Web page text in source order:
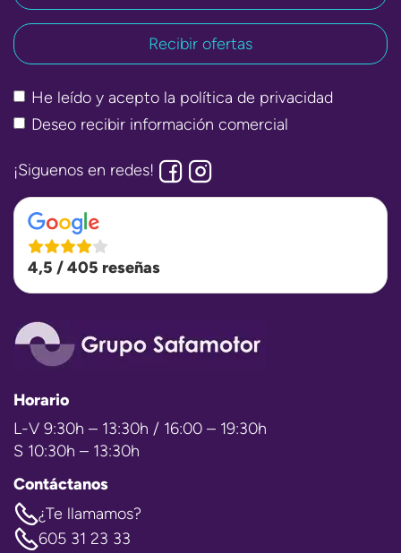
He leído y acepto la política de privacidad
Deseo recibir información comercial
¡Siguenos en redes!
4,5 / 405 reseñas
Horario
L-V 9:30h – 13:30h / 16:00 – 19:30h
S 10:30h – 13:30h
Contáctanos
¿Te llamamos?
605 31 23 33